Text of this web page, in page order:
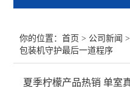
小型真空包装机
气调保鲜包装机
你的位置：首页 > 公司新闻
包装机守护最后一道程序
夏季柠檬产品热销 单室